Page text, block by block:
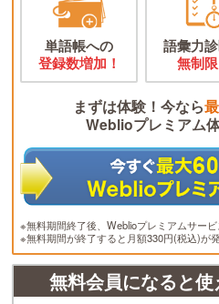
単語帳への
登録数増加！
語彙力
無制限
まずは体験！今なら
Weblioプレミアム
※無料期間終了後、Weblioプレミアムサービ
※無料期間が終了すると月額330円(税込)が発
無料会員になると使